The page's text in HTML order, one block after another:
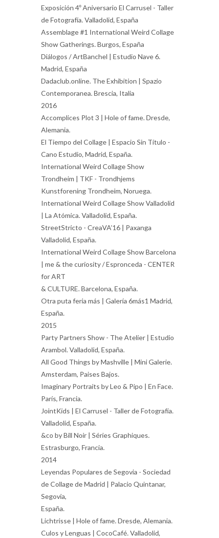
Exposición 4º Aniversario El Carrusel - Taller
de Fotografía. Valladolid, España
Assemblage #1 International Weird Collage
Show Gatherings. Burgos, España
Diálogos / ArtBanchel | Estudio Nave 6.
Madrid, España
Dadaclub.online. The Exhibition | Spazio
Contemporanea. Brescia, Italia
2016
Accomplices Plot 3 | Hole of fame. Dresde,
Alemania.
El Tiempo del Collage | Espacio Sin Título -
Cano Estudio, Madrid, España.
International Weird Collage Show
Trondheim | TKF - Trondhjems
Kunstforening Trondheim, Noruega.
International Weird Collage Show Valladolid
| La Atómica. Valladolid, España.
StreetStricto - CreaVA’16 | Paxanga
Valladolid, España.
International Weird Collage Show Barcelona
| me & the curiosity / Espronceda - CENTER
for ART
& CULTURE. Barcelona, España.
Otra puta feria más | Galería 6más1 Madrid,
España.
2015
Party Partners Show - The Atelier | Estudio
Arambol. Valladolid, España.
All Good Things by Mashville | Mini Galerie.
Amsterdam, Paises Bajos.
Imaginary Portraits by Leo & Pipo | En Face.
París, Francia.
JointKids | El Carrusel - Taller de Fotografía.
Valladolid, España.
&co by Bill Noir | Séries Graphiques.
Estrasburgo, Francia.
2014
Leyendas Populares de Segovia - Sociedad
de Collage de Madrid | Palacio Quintanar,
Segovia,
España.
Lichtrisse | Hole of fame. Dresde, Alemania.
Culos y Lenguas | CocoCafé. Valladolid,